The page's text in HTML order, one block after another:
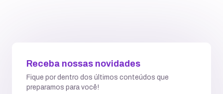
Receba nossas novidades
Fique por dentro dos últimos conteúdos que
preparamos para você!